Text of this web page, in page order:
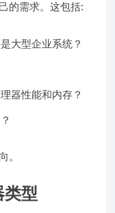
的需求。这包括:
大型企业系统？
器性能和内存？
。
类型